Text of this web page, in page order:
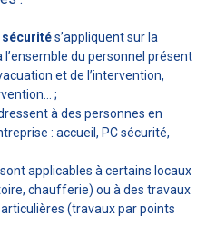
sécurités’appliquent sur la
du personnel présent
et de l’intervention,
;
à des personnes en
: accueil, PC sécurité,
sont applicables à certains locaux
chaufferie) ou à des travaux
(travaux par points